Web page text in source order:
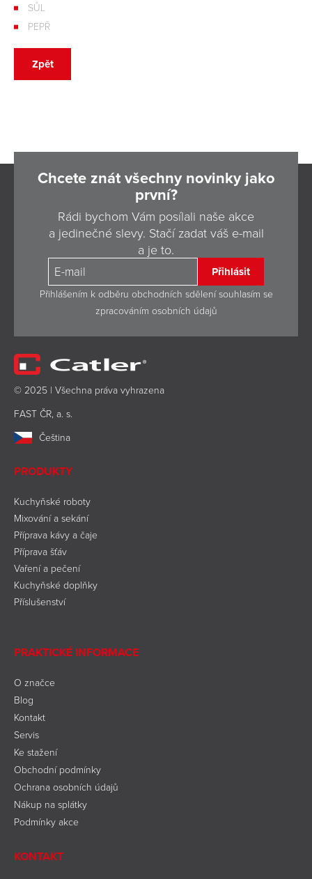
SŮL
PEPŘ
Zpět
Chcete znát všechny novinky jako
první?
Rádi bychom Vám posílali naše akce
a jedinečné slevy. Stačí zadat váš e-mail
a je to.
Přihlásit
Přihlášením k odběru obchodních sdělení souhlasím se
zpracováním osobních údajů
© 2025 | Všechna práva vyhrazena
FAST ČR, a. s.
Čeština
PRODUKTY
Kuchyňské roboty
Mixování a sekání
Příprava kávy a čaje
Příprava šťáv
Vaření a pečení
Kuchyňské doplňky
Příslušenství
PRAKTICKÉ INFORMACE
O značce
Blog
Kontakt
Servis
Ke stažení
Obchodní podmínky
Ochrana osobních údajů
Nákup na splátky
Podmínky akce
KONTAKT